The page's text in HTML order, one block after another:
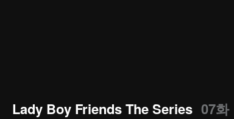
Lady Boy Friends The Series 07화